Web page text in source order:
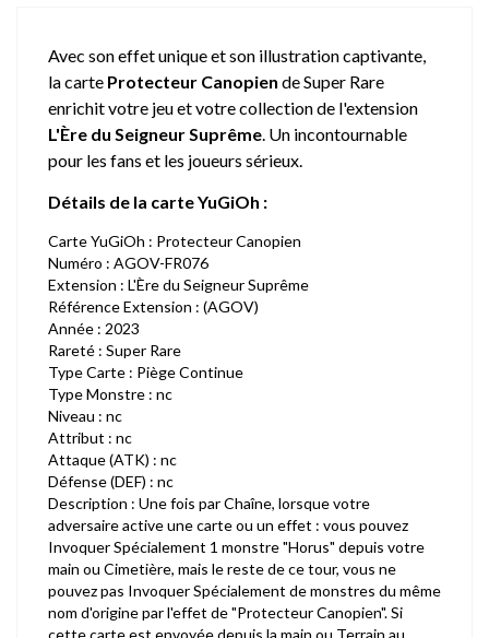
Avec son effet unique et son illustration captivante,
la carte Protecteur Canopien de Super Rare
enrichit votre jeu et votre collection de l'extension
L'Ère du Seigneur Suprême. Un incontournable
pour les fans et les joueurs sérieux.
Détails de la carte YuGiOh :
Carte YuGiOh : Protecteur Canopien
Numéro : AGOV-FR076
Extension : L'Ère du Seigneur Suprême
Référence Extension : (AGOV)
Année : 2023
Rareté : Super Rare
Type Carte : Piège Continue
Type Monstre : nc
Niveau : nc
Attribut : nc
Attaque (ATK) : nc
Défense (DEF) : nc
Description : Une fois par Chaîne, lorsque votre
adversaire active une carte ou un effet : vous pouvez
Invoquer Spécialement 1 monstre "Horus" depuis votre
main ou Cimetière, mais le reste de ce tour, vous ne
pouvez pas Invoquer Spécialement de monstres du même
nom d'origine par l'effet de "Protecteur Canopien". Si
cette carte est envoyée depuis la main ou Terrain au